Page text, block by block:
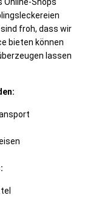
froh, dass wir
bieten können
lassen